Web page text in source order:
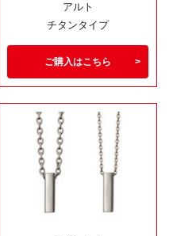
アルト
チタンタイプ
ご購入はこちら